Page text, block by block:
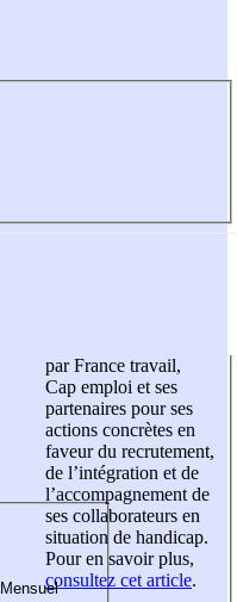
par France travail,
Cap emploi et ses
partenaires pour ses
actions concrètes en
faveur du recrutement,
de l’intégration et de
l’accompagnement de
ses collaborateurs en
situation de handicap.
Pour en savoir plus,
consultez cet article.